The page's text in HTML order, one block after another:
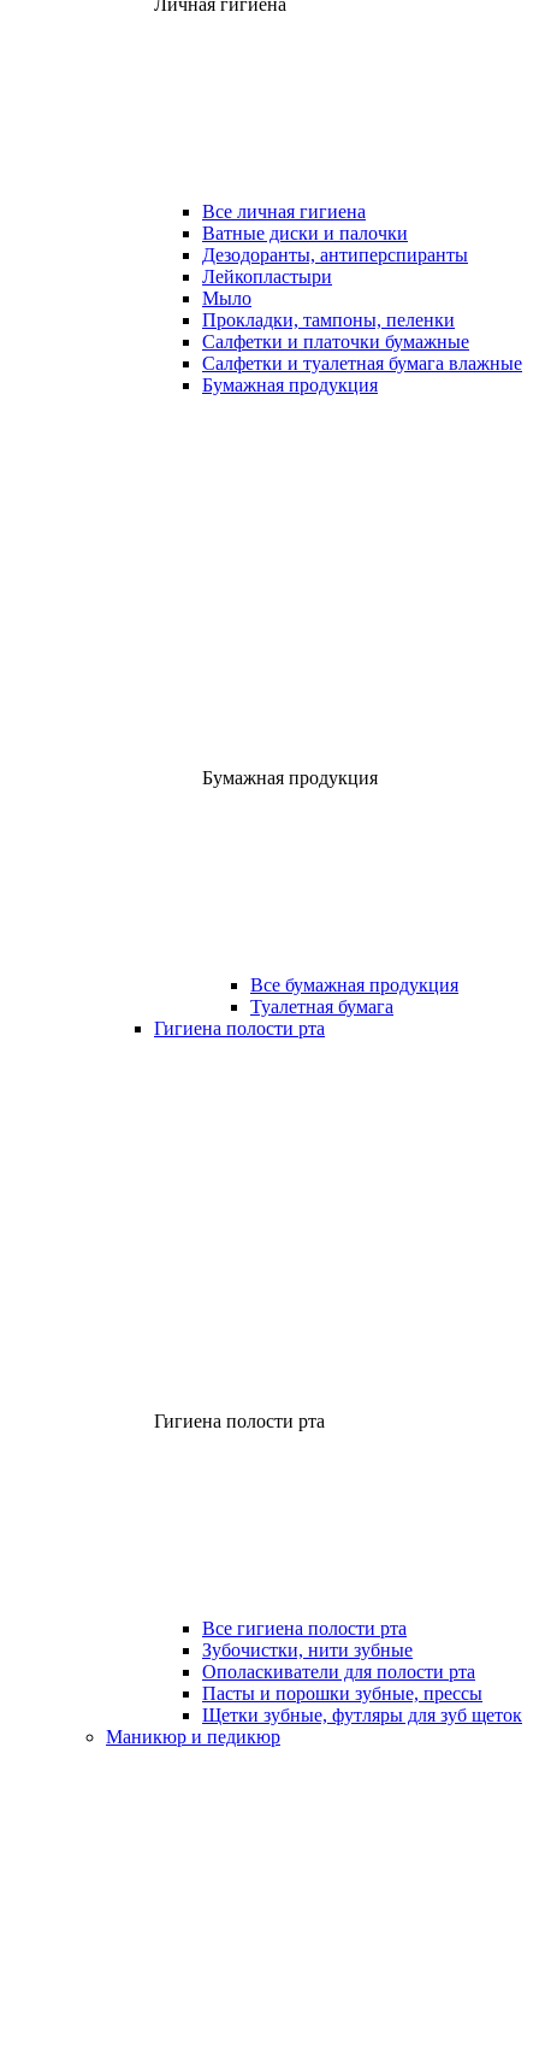
Личная гигиена
Все личная гигиена
Ватные диски и палочки
Дезодоранты, антиперспиранты
Лейкопластыри
Мыло
Прокладки, тампоны, пеленки
Салфетки и платочки бумажные
Салфетки и туалетная бумага влажные
Бумажная продукция
Бумажная продукция
Все бумажная продукция
Туалетная бумага
Гигиена полости рта
Гигиена полости рта
Все гигиена полости рта
Зубочистки, нити зубные
Ополаскиватели для полости рта
Пасты и порошки зубные, прессы
Щетки зубные, футляры для зуб щеток
Маникюр и педикюр